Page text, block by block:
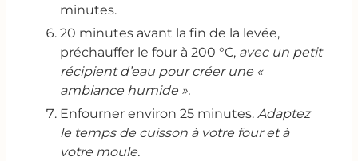
minutes.
20 minutes avant la fin de la levée,
préchauffer le four à 200 °C, avec un petit
récipient d’eau pour créer une «
ambiance humide ».
Enfourner environ 25 minutes. Adaptez
le temps de cuisson à votre four et à
votre moule.